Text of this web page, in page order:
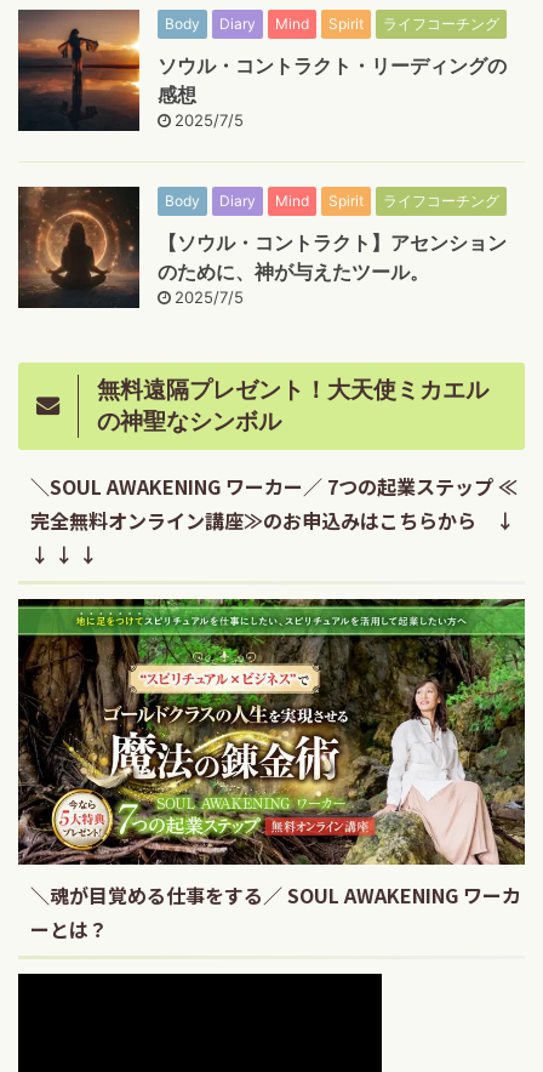
Body Diary Mind Spirit ライフコーチング
ソウル・コントラクト・リーディングの
感想
2025/7/5
Body Diary Mind Spirit ライフコーチング
【ソウル・コントラクト】アセンション
のために、神が与えたツール。
2025/7/5
無料遠隔プレゼント！大天使ミカエル
の神聖なシンボル
＼SOUL AWAKENING ワーカー／ 7つの起業ステップ ≪
完全無料オンライン講座≫のお申込みはこちらから ↓
↓ ↓ ↓
＼魂が目覚める仕事をする／ SOUL AWAKENING ワーカ
ーとは？